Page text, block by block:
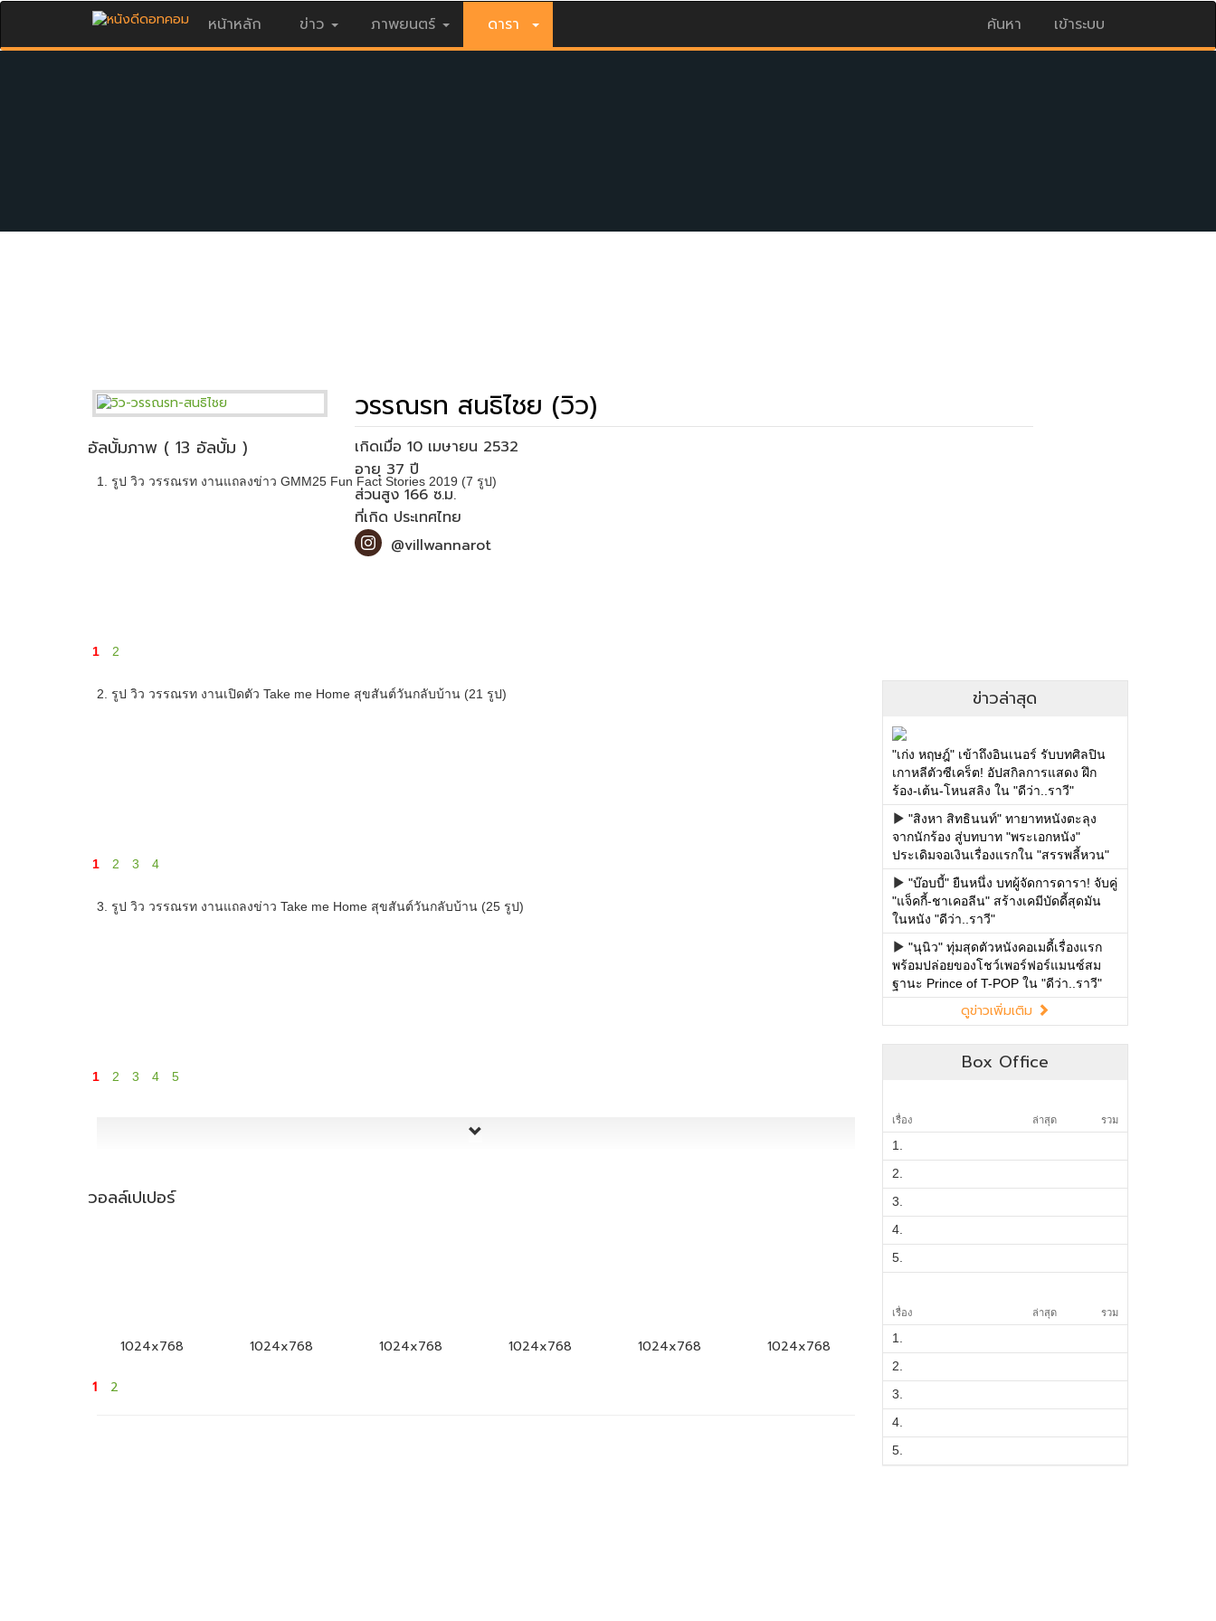
หน้าหลัก ข่าว ภาพยนตร์ ดารา ค้นหา เข้าระบบ
วรรณรท สนธิไชย (วิว)
เกิดเมื่อ 10 เมษายน 2532
ส่วนสูง 166 ซ.ม.
ที่เกิด ประเทศไทย
@villwannarot
อัลบั้มภาพ ( 13 อัลบั้ม )
1. รูป วิว วรรณรท งานแถลงข่าว GMM25 Fun Fact Stories 2019 (7 รูป)
1 2
2. รูป วิว วรรณรท งานเปิดตัว Take me Home สุขสันต์วันกลับบ้าน (21 รูป)
1 2 3 4
3. รูป วิว วรรณรท งานแถลงข่าว Take me Home สุขสันต์วันกลับบ้าน (25 รูป)
1 2 3 4 5
วอลล์เปเปอร์
1024x768 1024x768 1024x768 1024x768 1024x768 1024x768
1 2
ข่าวล่าสุด
"เก่ง หฤษฎ์" เข้าถึงอินเนอร์ รับบทศิลปิน
เกาหลีตัวซีเคร็ต! อัปสกิลการแสดง ฝึก
ร้อง-เต้น-โหนสลิง ใน "ดีว่า..ราวี"
"สิงหา สิทธินนท์" ทายาทหนังตะลุง
จากนักร้อง สู่บทบาท "พระเอกหนัง"
ประเดิมจอเงินเรื่องแรกใน "สรรพลี้หวน"
"บ๊อบบี้" ยืนหนึ่ง บทผู้จัดการดารา! จับคู่
"แจ็คกี้-ชาเคอลีน" สร้างเคมีบัดดี้สุดมัน
ในหนัง "ดีว่า..ราวี"
"นุนิว" ทุ่มสุดตัวหนังคอเมดี้เรื่องแรก
พร้อมปล่อยของโชว์เพอร์ฟอร์แมนซ์สม
ฐานะ Prince of T-POP ใน "ดีว่า..ราวี"
ดูข่าวเพิ่มเติม
Box Office
เรื่อง ล่าสุด รวม
1.
2.
3.
4.
5.
เรื่อง ล่าสุด รวม
1.
2.
3.
4.
5.